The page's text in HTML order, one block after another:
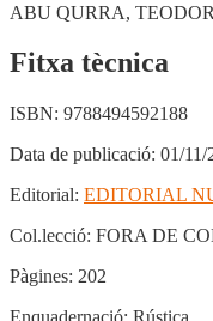
ABU QURRA,
Fitxa tècnica
ISBN: 9788494592188
Data de publicació: 01/11/
Editorial: EDITORIAL
Col.lecció: FORA DE
Pàgines: 202